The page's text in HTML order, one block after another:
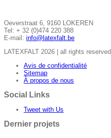
Oeverstraat 6, 9160 LOKEREN
Tel: + 32 (0)474 220 388
E-mail: info@latexfalt.be
LATEXFALT 2026 | all rights reserved
Avis de confidentialité
Sitemap
À propos de nous
Social Links
Tweet with Us
Dernier projets